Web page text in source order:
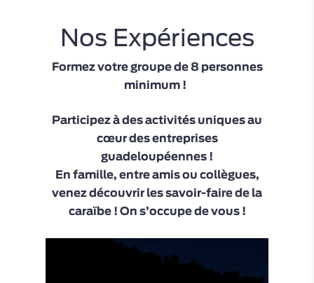
Nos Expériences
Formez votre groupe de 8 personnes
minimum !
Participez à des activités uniques au
cœur des entreprises
guadeloupéennes !
En famille, entre amis ou collègues,
venez découvrir les savoir-faire de la
caraïbe ! On s’occupe de vous !